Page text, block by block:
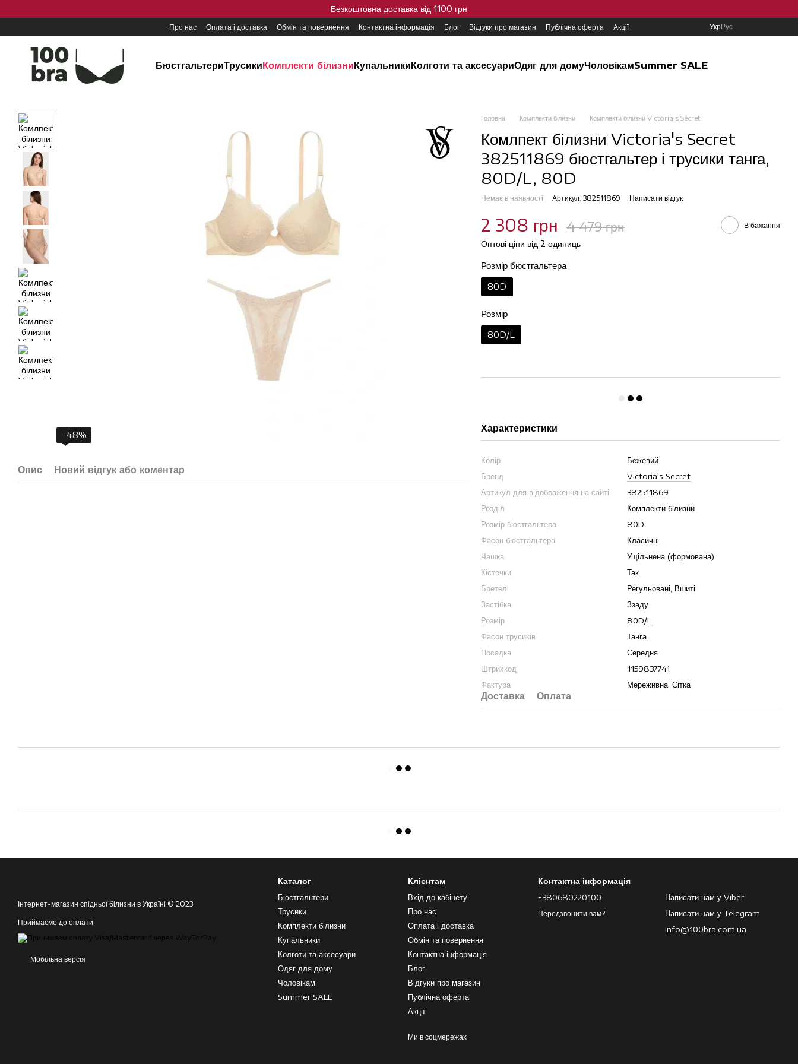
Безкоштовна доставка від 1100 грн
Про нас Оплата і доставка Обмін та повернення Контактна інформація Блог Відгуки про магазин Публічна оферта Акції УкрРус
БюстгальтериТрусикиКомплекти білизниКупальникиКолготи та аксесуариОдяг для домуЧоловікамSummer SALE
−48%
Опис Новий відгук або коментар
Головна Комплекти білизни Комплекти білизни Victoria's Secret
Комлпект білизни Victoria's Secret
382511869 бюстгальтер і трусики танга,
80D/L, 80D
Немає в наявності Артикул: 382511869 Написати відгук
2 308 грн 4 479 грн В бажання
Оптові ціни від 2 одиниць
Розмір бюстгальтера
80D
Розмір
80D/L
Характеристики
Колір
Бежевий
Бренд
Victoria's Secret
Артикул для відображення на сайті
382511869
Розділ
Комплекти білизни
Розмір бюстгальтера
80D
Фасон бюстгальтера
Класичні
Чашка
Ущільнена (формована)
Кісточки
Так
Бретелі
Регульовані, Вшиті
Застібка
Ззаду
Розмір
80D/L
Фасон трусиків
Танга
Посадка
Середня
Штрихкод
1159837741
Фактура
Мереживна, Сітка
Доставка Оплата
Інтернет-магазин спідньої білизни в Україні © 2023
Приймаємо до оплати
Мобільна версія
Каталог
Бюстгальтери
Трусики
Комплекти білизни
Купальники
Колготи та аксесуари
Одяг для дому
Чоловікам
Summer SALE
Клієнтам
Вхід до кабінету
Про нас
Оплата і доставка
Обмін та повернення
Контактна інформація
Блог
Відгуки про магазин
Публічна оферта
Акції
Ми в соцмережах
Контактна інформація
+380680220100
Передзвонити вам?
Написати нам у Viber
Написати нам у Telegram
info@100bra.com.ua